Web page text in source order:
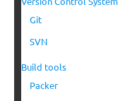
Git
SVN
Build tools
Packer